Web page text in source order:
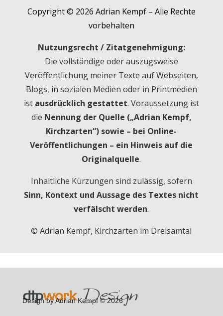
Copyright © 2026 Adrian Kempf – Alle Rechte
vorbehalten
Nutzungsrecht / Zitatgenehmigung:
Die vollständige oder auszugsweise
Veröffentlichung meiner Texte auf Webseiten,
Blogs, in sozialen Medien oder in Printmedien
ist ausdrücklich gestattet. Voraussetzung ist
die Nennung der Quelle („Adrian Kempf,
Kirchzarten“) sowie – bei Online-
Veröffentlichungen – ein Hinweis auf die
Originalquelle.
Inhaltliche Kürzungen sind zulässig, sofern
Sinn, Kontext und Aussage des Textes nicht
verfälscht werden.
© Adrian Kempf, Kirchzarten im Dreisamtal
Design by Adrian Kempf © 2026